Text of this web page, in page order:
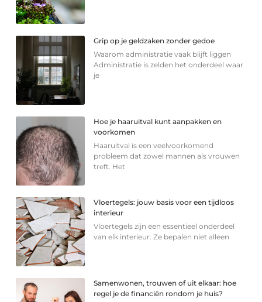
Grip op je geldzaken zonder gedoe
Waarom administratie vaak blijft liggen
Administratie is zelden het onderdeel waar
je
Hoe je haaruitval kunt aanpakken en
voorkomen
Haaruitval is een veelvoorkomend
probleem dat zowel mannen als vrouwen
treft. Het
Vloertegels: jouw basis voor een tijdloos
interieur
Vloertegels zijn een essentieel onderdeel
van elk interieur. Ze bepalen niet alleen
Samenwonen, trouwen of uit elkaar: hoe
regel je de financiën rondom je huis?